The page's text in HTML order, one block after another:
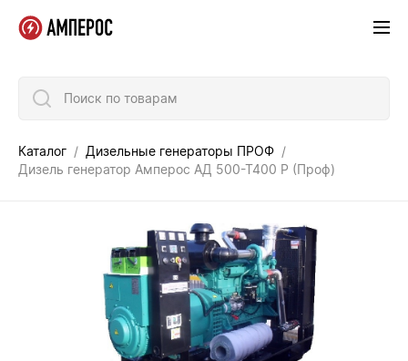
Поиск по товарам
Каталог
Дизельные генераторы ПРОФ
Дизель генератор Амперос АД 500-Т400 P (Проф)